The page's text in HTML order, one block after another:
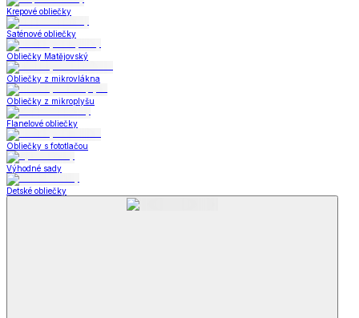
Krepové obliečky
Saténové obliečky
Obliečky Matějovský
Obliečky z mikrovlákna
Obliečky z mikroplyšu
Flanelové obliečky
Obliečky s fototlačou
Výhodné sady
Detské obliečky